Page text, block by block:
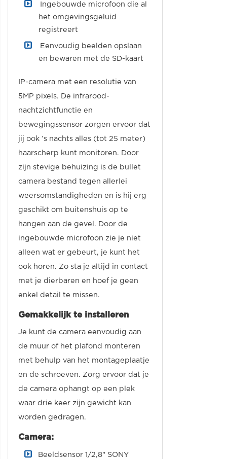
Ingebouwde microfoon die al
het omgevingsgeluid
registreert
Eenvoudig beelden opslaan
en bewaren met de SD-kaart
IP-camera met een resolutie van
5MP pixels. De infrarood-
nachtzichtfunctie en
bewegingssensor zorgen ervoor dat
jij ook ’s nachts alles (tot 25 meter)
haarscherp kunt monitoren. Door
zijn stevige behuizing is de bullet
camera bestand tegen allerlei
weersomstandigheden en is hij erg
geschikt om buitenshuis op te
hangen aan de gevel. Door de
ingebouwde microfoon zie je niet
alleen wat er gebeurt, je kunt het
ook horen. Zo sta je altijd in contact
met je dierbaren en hoef je geen
enkel detail te missen.
Gemakkelijk te installeren
Je kunt de camera eenvoudig aan
de muur of het plafond monteren
met behulp van het montageplaatje
en de schroeven. Zorg ervoor dat je
de camera ophangt op een plek
waar drie keer zijn gewicht kan
worden gedragen.
Camera:
Beeldsensor 1/2,8" SONY